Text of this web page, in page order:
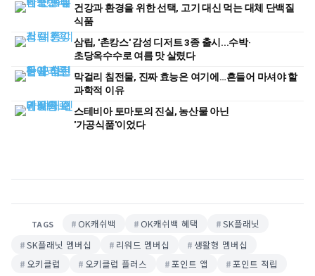
건강과 환경을 위한 선택, 고기 대신 먹는 대체 단백질
식품
삼립, '촌캉스' 감성 디저트 3종 출시...수박·
초당옥수수로 여름 맛 살렸다
막걸리 침전물, 진짜 효능은 여기에…흔들어 마셔야 할
과학적 이유
스테비아 토마토의 진실, 농산물 아닌
'가공식품'이었다
TAGS OK캐쉬백 OK캐쉬백 혜택
SK플래닛
SK플래닛 멤버십
리워드 멤버십
생활형 멤버십
오키클럽
오키클럽 플러스 포인트 앱 포인트 적립